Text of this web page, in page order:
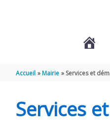
Accueil Mairie Services et
Services